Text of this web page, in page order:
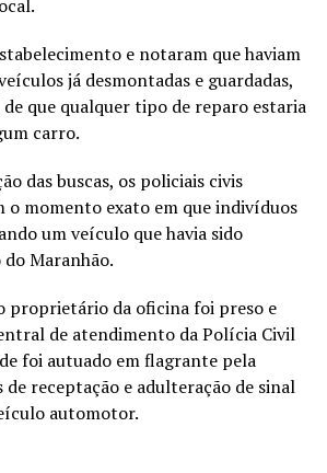
e notaram que haviam
já desmontadas e guardadas,
que qualquer tipo de reparo estaria
carro.
das buscas, os policiais civis
o momento exato em que indivíduos
um veículo que havia sido
Maranhão.
proprietário da oficina foi preso e
de atendimento da Polícia Civil
foi autuado em flagrante pela
receptação e adulteração de sinal
automotor.